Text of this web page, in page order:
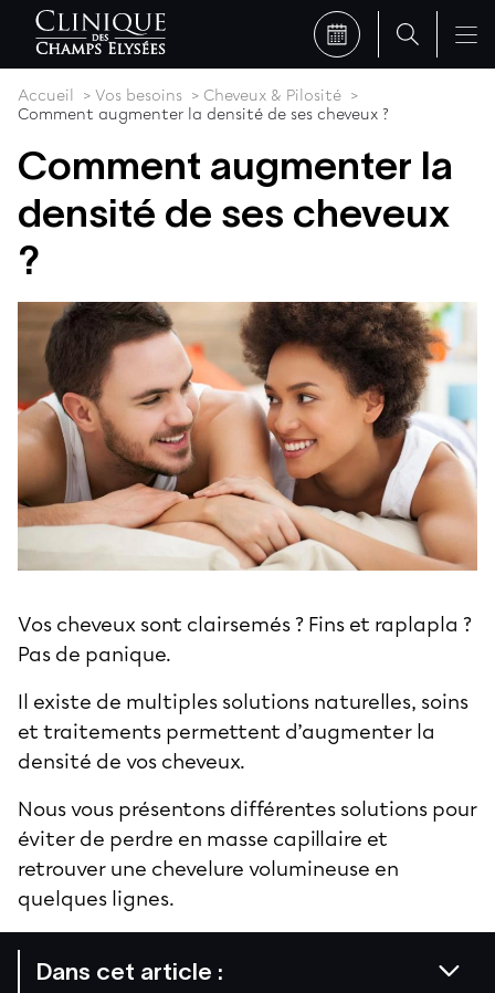
Accueil Vos besoins
Cheveux & Pilosité
Comment augmenter la densité de ses cheveux ?
Comment augmenter la
densité de ses cheveux
?
Dans cet article :
Vos cheveux sont clairsemés ? Fins et raplapla ?
Pas de panique.
Il existe de multiples solutions naturelles, soins
et traitements permettent d’augmenter la
densité de vos cheveux.
Nous vous présentons différentes solutions pour
éviter de perdre en masse capillaire et
retrouver une chevelure volumineuse en
quelques lignes.